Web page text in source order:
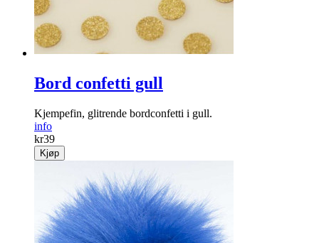
Bord confetti gull
Kjempefin, glitrende bordconfetti i gull.
info
kr39
Kjøp